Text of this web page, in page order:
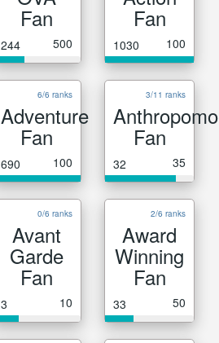
Fan
244 500
Fan
1030 100
6/6 ranks
Adventure
Fan
690 100
3/11 ranks
Fan
32 35
0/6 ranks
Avant
Garde
Fan
3 10
2/6 ranks
Award
Winning
Fan
33 50